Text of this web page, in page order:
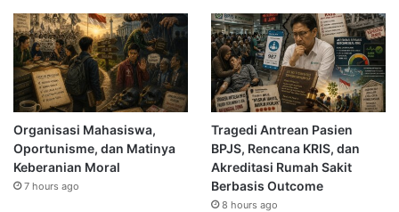
Organisasi Mahasiswa,
Oportunisme, dan Matinya
Keberanian Moral
7 hours ago
Tragedi Antrean Pasien
BPJS, Rencana KRIS, dan
Akreditasi Rumah Sakit
Berbasis Outcome
8 hours ago